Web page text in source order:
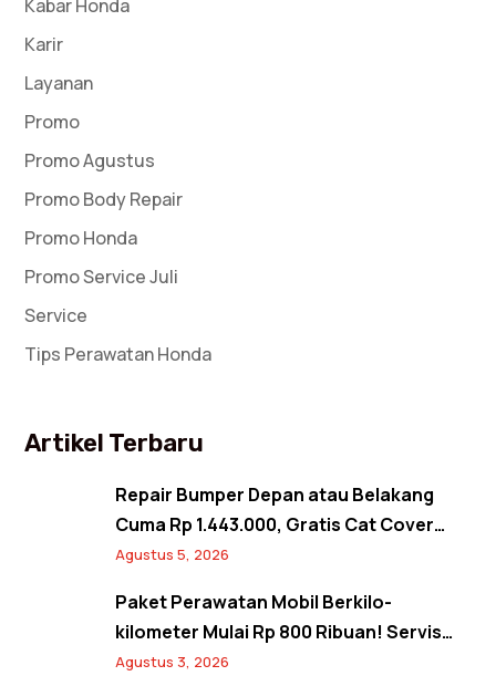
Kabar Honda
Karir
Layanan
Promo
Promo Agustus
Promo Body Repair
Promo Honda
Promo Service Juli
Service
Tips Perawatan Honda
Artikel Terbaru
Repair Bumper Depan atau Belakang
Cuma Rp 1.443.000, Gratis Cat Cover
Spion! Back to Shine Promo Agustus
Agustus 5, 2026
Paket Perawatan Mobil Berkilo-
kilometer Mulai Rp 800 Ribuan! Servis
Semangat Kemerdekaan Promo Agustus
Agustus 3, 2026